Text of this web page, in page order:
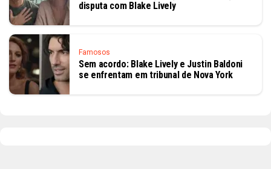
disputa com Blake Lively
Famosos
Sem acordo: Blake Lively e Justin Baldoni
se enfrentam em tribunal de Nova York